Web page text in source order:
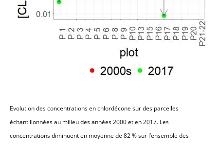
Evolution des concentrations en chlordécone sur des parcelles
échantillonnées au milieu des années 2000 et en 2017. Les
concentrations diminuent en moyenne de 82 % sur l’ensemble des